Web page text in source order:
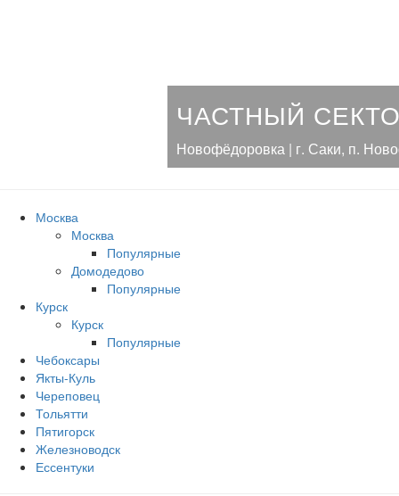
ЧАСТНЫЙ
Новофёдоровка | г. Саки, п.
Москва
Москва
Популярные
Домодедово
Популярные
Курск
Курск
Популярные
Чебоксары
Якты-Куль
Череповец
Тольятти
Пятигорск
Железноводск
Ессентуки